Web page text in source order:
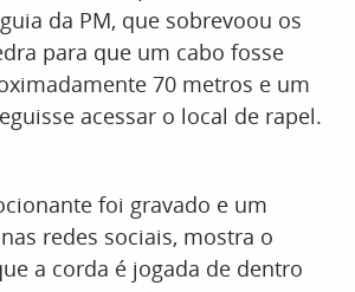
da PM, que sobrevoou os
para que um cabo fosse
70 metros e um
acessar o local de rapel.
foi gravado e um
redes sociais, mostra o
a corda é jogada de dentro